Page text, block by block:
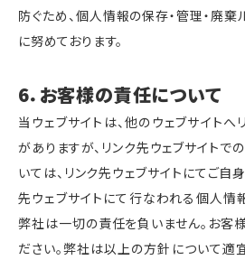
防ぐため、個人情報の保存・管理・廃
に努めております。
6．お客様の責任について
当ウェブサイトは、他のウェブサイト
がありますが、リンク先ウェブサイト
いては、リンク先ウェブサイトにてご自
先ウェブサイトにて行なわれる個人情
弊社は一切の責任を負いません。お客
ださい。弊社は以上の方針について適